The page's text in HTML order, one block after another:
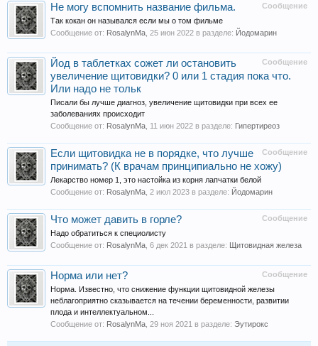
Сообщение
Не могу вспомнить название фильма.
Так кокан он назывался если мы о том фильме
Сообщение от: RosalynMa 25 июн 2022 в разделе: Йодомарин
Сообщение
Йод в таблетках сожет ли остановить
увеличение щитовидки? 0 или 1 стадия пока что.
Или надо не тольк
Писали бы лучше диагноз, увеличение щитовидки при всех ее
заболеваниях происходит
Сообщение от: RosalynMa 11 июн 2022 в разделе: Гипертиреоз
Сообщение
Если щитовидка не в порядке, что лучше
принимать? (К врачам принципиально не хожу)
Лекарство номер 1, это настойка из корня лапчатки белой
Сообщение от: RosalynMa 2 июл 2023 в разделе: Йодомарин
Сообщение
Что может давить в горле?
Надо обратиться к специолисту
Сообщение от: RosalynMa 6 дек 2021 в разделе: Щитовидная железа
Сообщение
Норма или нет?
Норма. Известно, что снижение функции щитовидной железы
неблагоприятно сказывается на течении беременности, развитии
плода и интеллектуальном...
Сообщение от: RosalynMa 29 ноя 2021 в разделе: Эутирокс